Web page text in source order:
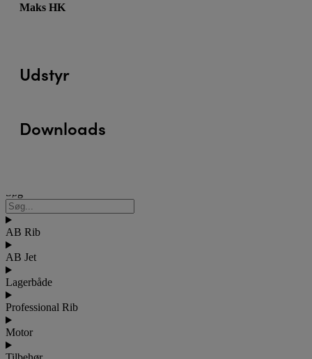
Maks HK
Udstyr
Downloads
Søg
AB Rib
AB Jet
Lagerbåde
Professional Rib
Motor